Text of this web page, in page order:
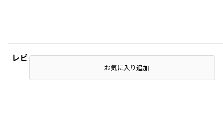
レビュー
お気に入り追加